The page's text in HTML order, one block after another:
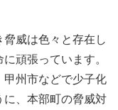
威は色々と存在し
頑張っています。
甲州市などで少子化
に、本部町の脅威対